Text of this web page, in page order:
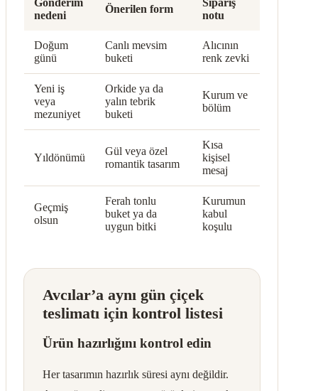
nedeni
Önerilen form
notu
Doğum
günü
Canlı mevsim
buketi
Alıcının
renk zevki
Yeni iş
veya
mezuniyet
Orkide ya da
yalın tebrik
buketi
Kurum ve
bölüm
Yıldönümü
Gül veya özel
romantik tasarım
Kısa
kişisel
mesaj
Geçmiş
olsun
Ferah tonlu
buket ya da
uygun bitki
Kurumun
kabul
koşulu
Avcılar’a aynı gün çiçek
teslimatı için kontrol listesi
Ürün hazırlığını kontrol edin
Her tasarımın hazırlık süresi aynı değildir.